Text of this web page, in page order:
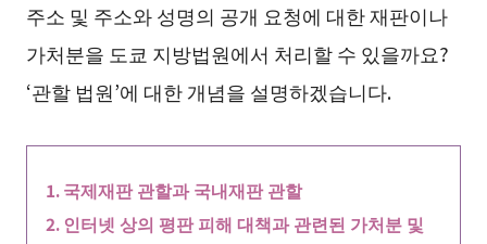
주소 및 주소와 성명의 공개 요청에 대한 재판이나
가처분을 도쿄 지방법원에서 처리할 수 있을까요?
‘관할 법원’에 대한 개념을 설명하겠습니다.
국제재판 관할과 국내재판 관할
인터넷 상의 평판 피해 대책과 관련된 가처분 및